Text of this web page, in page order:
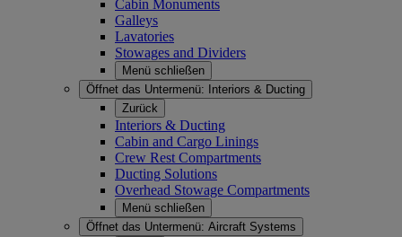
Cabin Monuments
Galleys
Lavatories
Stowages and Dividers
Menü schließen
Öffnet das Untermenü:
Interiors & Ducting
Zurück
Interiors & Ducting
Cabin and Cargo Linings
Crew Rest Compartments
Ducting Solutions
Overhead Stowage Compartments
Menü schließen
Öffnet das Untermenü: Aircraft Systems